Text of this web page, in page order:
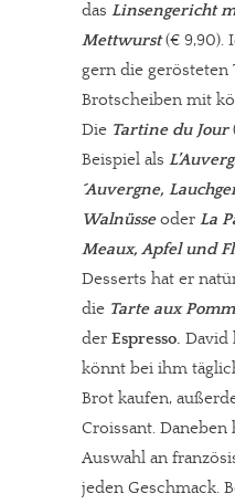
das Linsengericht
Mettwurst(€ 9,90).
gern die gerösteten
Brotscheiben mit
Die Tartine du Jour
Beispiel als
´Auvergne,
Walnüsseoder La
Meaux, Apfel und
Desserts hat er
die Tarte aux
der Espresso. David
könnt bei ihm
Brot kaufen,
Croissant. Daneben
Auswahl an
jeden Geschmack.